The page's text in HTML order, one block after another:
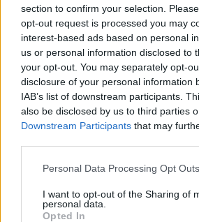
section to confirm your selection.
opt-out request is processed you may
interest-based ads based on personal
us or personal information disclosed to
your opt-out. You may separately opt-
disclosure of your personal information
IAB’s list of downstream participants.
also be disclosed by us to third parties
Downstream Participants that may
Personal Data Processing Opt Outs
I want to opt-out of the Sharing of
personal data.
Opted In
Portfolio
2016. május 02. 09:50
Az érettségi vizsgák első napján
miként is alakul az érettségizők
MTI illusztrációján látszik, hogy a
képest az idén mintegy 89 ezer fővel
érettségizni. Ezen belül az emelt
aránya nőtt, 5%-ról 10%-ra. A 83 ezer
önmagában nem magyarázzák...
KEDVES OLVASÓNK!